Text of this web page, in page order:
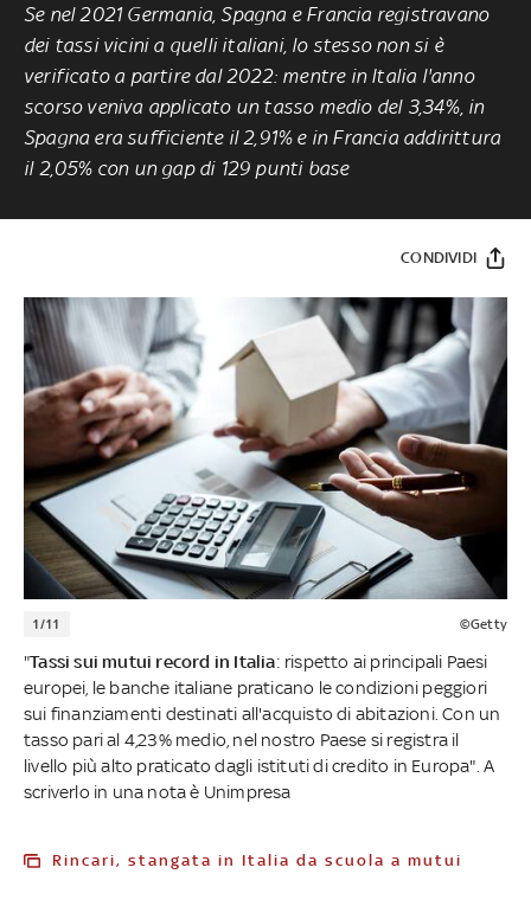
Se nel 2021 Germania, Spagna e Francia registravano
dei tassi vicini a quelli italiani, lo stesso non si è
verificato a partire dal 2022: mentre in Italia l'anno
scorso veniva applicato un tasso medio del 3,34%, in
Spagna era sufficiente il 2,91% e in Francia addirittura
il 2,05% con un gap di 129 punti base
CONDIVIDI
1/11 ©Getty
"Tassi sui mutui record in Italia: rispetto ai principali Paesi
europei, le banche italiane praticano le condizioni peggiori
sui finanziamenti destinati all'acquisto di abitazioni. Con un
tasso pari al 4,23% medio, nel nostro Paese si registra il
livello più alto praticato dagli istituti di credito in Europa". A
scriverlo in una nota è Unimpresa
Rincari, stangata in Italia da scuola a mutui